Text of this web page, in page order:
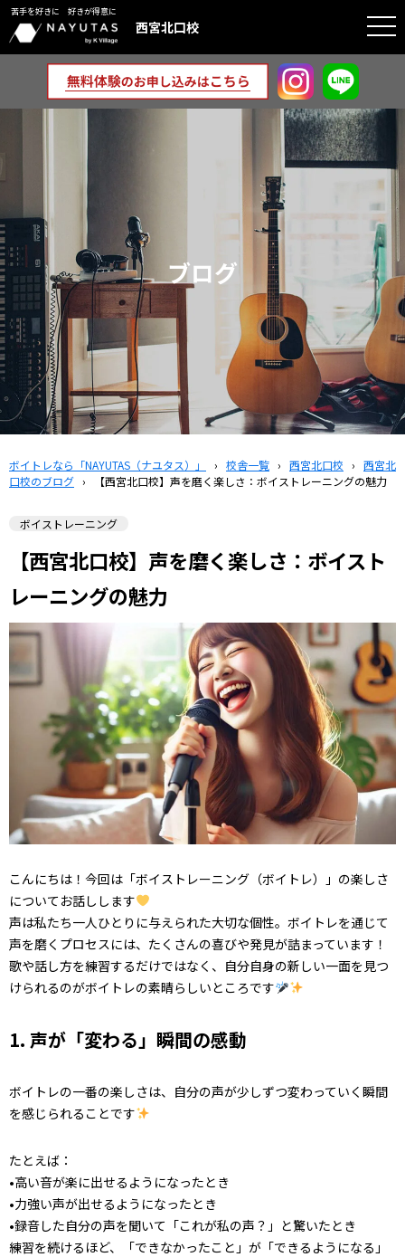
苦手を好きに 好きが得意に
西宮北口校
ブログ
ボイトレなら「NAYUTAS（ナユタス）」 › 校舎一覧 › 西宮北口校 › 西宮北
口校のブログ › 【西宮北口校】声を磨く楽しさ：ボイストレーニングの魅力
ボイストレーニング
【西宮北口校】声を磨く楽しさ：ボイスト
レーニングの魅力
こんにちは！今回は「ボイストレーニング（ボイトレ）」の楽しさ
についてお話しします
声は私たち一人ひとりに与えられた大切な個性。ボイトレを通じて
声を磨くプロセスには、たくさんの喜びや発見が詰まっています！
歌や話し方を練習するだけではなく、自分自身の新しい一面を見つ
けられるのがボイトレの素晴らしいところです
1. 声が「変わる」瞬間の感動
ボイトレの一番の楽しさは、自分の声が少しずつ変わっていく瞬間
を感じられることです
たとえば：
•高い音が楽に出せるようになったとき
•力強い声が出せるようになったとき
•録音した自分の声を聞いて「これが私の声？」と驚いたとき
練習を続けるほど、「できなかったこと」が「できるようになる」